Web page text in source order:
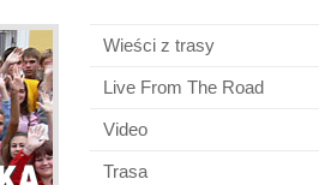
Wieści z trasy
Live From The Road
Video
Trasa